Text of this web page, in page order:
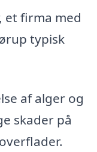
et firma med
typisk
af alger og
skader på